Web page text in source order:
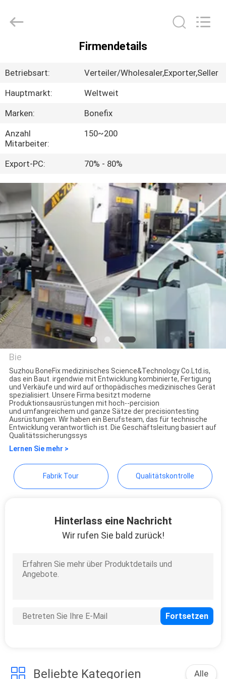
PRODUKTE
ÜBER
UNS
FABRIK-
AUSFLUG
QUALITÄTSKONTROLLE
TRETEN
SIE
MIT
UNS
IN
VERBINDUNG
FORDERN
SIE
EIN
ZITAT
Copyright
Reserved.
Firmendetails
Betriebsart:
Verteiler/Wholesaler,Exporter,Seller
Hauptmarkt:
Weltweit
Marken:
Bonefix
Anzahl
Mitarbeiter:
150~200
Export-PC: 70% - 80%
suzhou bonefix medical
science&technology co., ltd
Bie
Suzhou BoneFix medizinisches Science&Technology Co.Ltd.is,
das ein Baut. irgendwie mit Entwicklung kombinierte, Fertigung
und Verkäufe und wird auf orthopädisches medizinisches Gerät
spezialisiert. Unsere Firma besitzt moderne
Produktionsausrüstungen mit hoch--percision
und umfangreichem und ganze Sätze der precisiontesting
Ausrüstungen. Wir haben ein Berufsteam, das für technische
Entwicklung verantwortlich ist. Die Geschäftsleitung basiert auf
Qualitätssicherungssys
Lernen Sie mehr >
Fabrik Tour Qualitätskontrolle
Hinterlass eine Nachricht
Wir rufen Sie bald zurück!
Beliebte Kategorien Alle